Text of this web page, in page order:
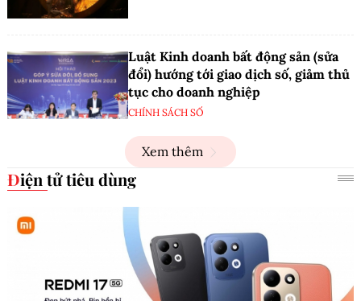
Luật Kinh doanh bất động sản (sửa
đổi) hướng tới giao dịch số, giảm thủ
tục cho doanh nghiệp
CHÍNH SÁCH SỐ
Xem thêm
Điện tử tiêu dùng